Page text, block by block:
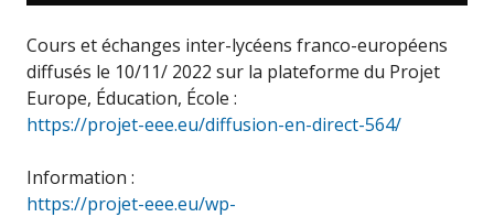
Cours et échanges inter-lycéens franco-européens
diffusés le 10/11/ 2022 sur la plateforme du Projet
Europe, Éducation, École :
https://projet-eee.eu/diffusion-en-direct-564/
Information :
https://projet-eee.eu/wp-